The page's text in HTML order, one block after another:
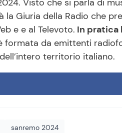
Visto che si parla di
la Giuria della Radio che
e e al Televoto. In pratica
formata da emittenti
territorio italiano.
sanremo 2024